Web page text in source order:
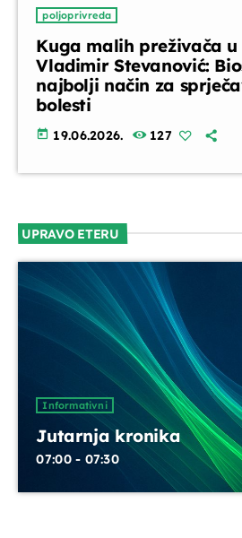
poljoprivreda
Kuga malih preživača u
Vladimir Stevanović:
najbolji način za
bolesti
today 19.06.2026. 127
UPRAVO ETERU
Informativni
Jutarnja kronika
07:00 - 07:30